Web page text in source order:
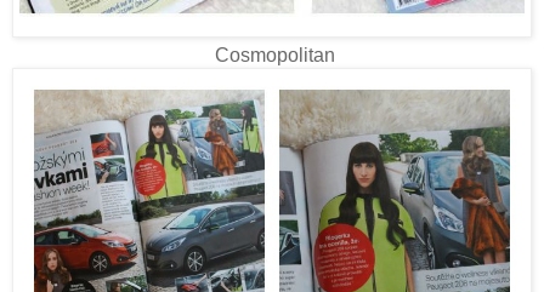
Cosmopolitan